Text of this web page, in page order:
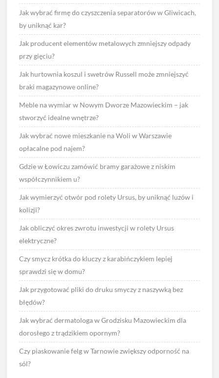
Jak wybrać firmę do czyszczenia separatorów w Gliwicach,
by uniknąć kar?
Jak producent elementów metalowych zmniejszy odpady
przy gięciu?
Jak hurtownia koszul i swetrów Russell może zmniejszyć
braki magazynowe online?
Meble na wymiar w Nowym Dworze Mazowieckim – jak
stworzyć idealne wnętrze?
Jak wybrać nowe mieszkanie na Woli w Warszawie
opłacalne pod najem?
Gdzie w Łowiczu zamówić bramy garażowe z niskim
współczynnikiem u?
Jak wymierzyć otwór pod rolety Ursus, by uniknąć luzów i
kolizji?
Jak obliczyć okres zwrotu inwestycji w rolety Ursus
elektryczne?
Czy smycz krótka do kluczy z karabińczykiem lepiej
sprawdzi się w domu?
Jak przygotować pliki do druku smyczy z naszywką bez
błędów?
Jak wybrać dermatologa w Grodzisku Mazowieckim dla
dorosłego z trądzikiem opornym?
Czy piaskowanie felg w Tarnowie zwiększy odporność na
sól?